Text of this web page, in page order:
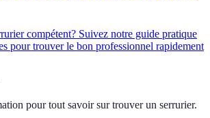
compétent? Suivez notre guide pratique
pour trouver le bon professionnel rapidement
pour tout savoir sur trouver un serrurier.